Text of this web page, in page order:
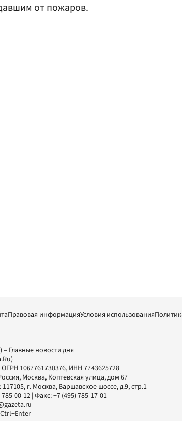
от пожаров.
Правовая информацияУсловия использования
– Главные новости дня
ОГРН 1067761730376, ИНН 7743625728
Москва, Коптевская улица, дом 67
117105, г. Москва, Варшавское шоссе, д.9, стр.1
00-12 | Факс:+7 (495) 785-17-01